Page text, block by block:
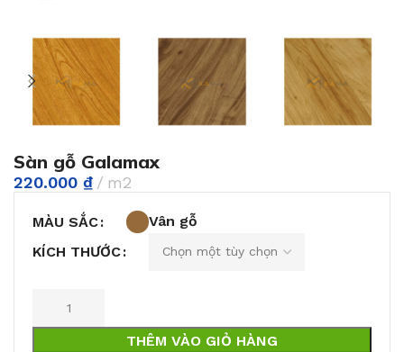
Sàn gỗ Galamax
220.000 ₫ m2
MÀU SẮC
Vân gỗ
KÍCH THƯỚC
THÊM VÀO GIỎ HÀNG